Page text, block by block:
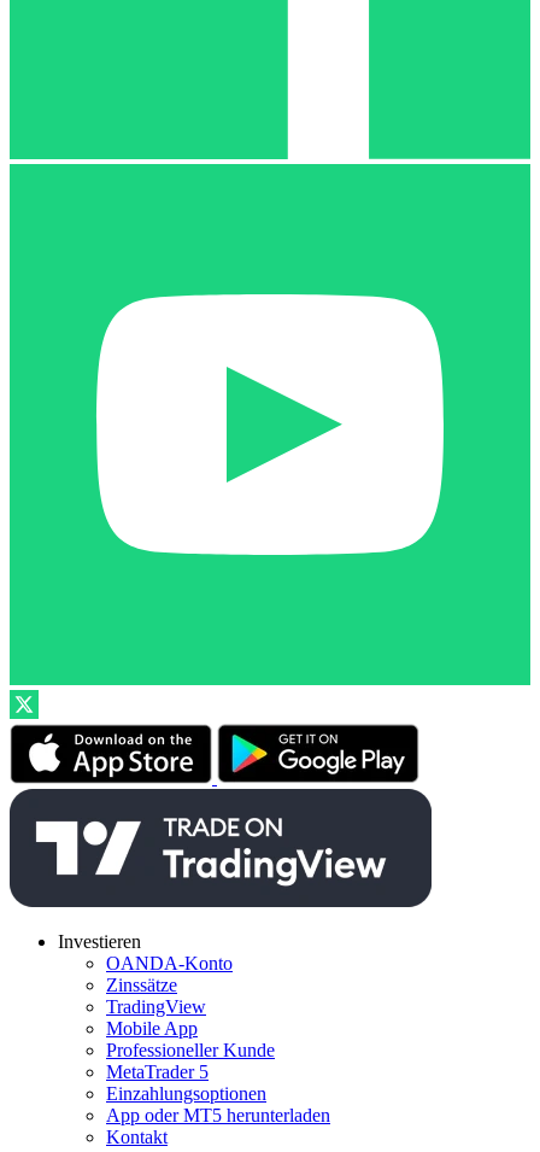
Investieren
OANDA-Konto
Zinssätze
TradingView
Mobile App
Professioneller Kunde
MetaTrader 5
Einzahlungsoptionen
App oder MT5 herunterladen
Kontakt